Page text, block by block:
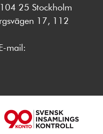
25 Stockholm
17, 112
mail: